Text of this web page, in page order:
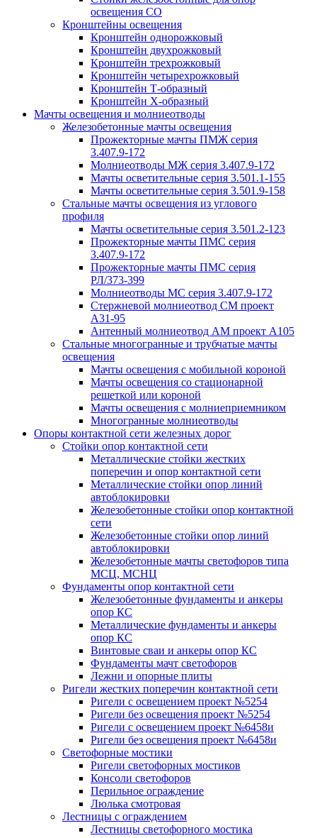
освещения СО
Кронштейны освещения
Кронштейн однорожковый
Кронштейн двухрожковый
Кронштейн трехрожковый
Кронштейн четырехрожковый
Кронштейн Т-образный
Кронштейн Х-образный
Мачты освещения и молниеотводы
Железобетонные мачты освещения
Прожекторные мачты ПМЖ серия
3.407.9-172
Молниеотводы МЖ серия 3.407.9-172
Мачты осветительные серия 3.501.1-155
Мачты осветительные серия 3.501.9-158
Стальные мачты освещения из углового
профиля
Мачты осветительные серия 3.501.2-123
Прожекторные мачты ПМС серия
3.407.9-172
Прожекторные мачты ПМС серия
РЛ/373-399
Молниеотводы МС серия 3.407.9-172
Стержневой молниеотвод СМ проект
А31-95
Антенный молниеотвод АМ проект А105
Стальные многогранные и трубчатые мачты
освещения
Мачты освещения с мобильной короной
Мачты освещения со стационарной
решеткой или короной
Мачты освещения с молниеприемником
Многогранные молниеотводы
Опоры контактной сети железных дорог
Стойки опор контактной сети
Металлические стойки жестких
поперечин и опор контактной сети
Металлические стойки опор линий
автоблокировки
Железобетонные стойки опор контактной
сети
Железобетонные стойки опор линий
автоблокировки
Железобетонные мачты светофоров типа
МСЦ, МСНЦ
Фундаменты опор контактной сети
Железобетонные фундаменты и анкеры
опор КС
Металлические фундаменты и анкеры
опор КС
Винтовые сваи и анкеры опор КС
Фундаменты мачт светофоров
Лежни и опорные плиты
Ригели жестких поперечин контактной сети
Ригели с освещением проект №5254
Ригели без освещения проект №5254
Ригели с освещением проект №6458и
Ригели без освещения проект №6458и
Светофорные мостики
Ригели светофорных мостиков
Консоли светофоров
Перильное ограждение
Люлька смотровая
Лестницы с ограждением
Лестницы светофорного мостика